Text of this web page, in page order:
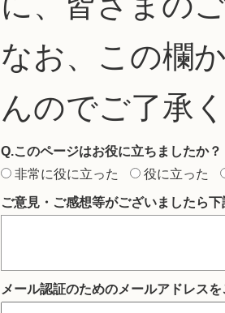
なお、この欄
んのでご了承
Q.このページはお役に立ちましたか？
非常に役に立った
役に立った
ご意見・ご感想等がございましたら
メール認証のためのメールアドレス